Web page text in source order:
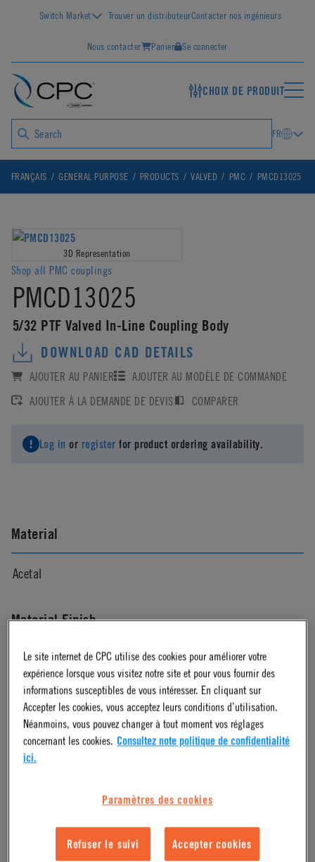
Switch Market Trouver un distributeurContacter nos ingénieurs
Nous contacter Panier Se connecter
CHOIX DE PRODUIT
FR
FRANÇAIS GENERAL PURPOSE PRODUCTS VALVED PMC PMCD13025
3D Representation
Shop all PMC couplings
PMCD13025
5/32 PTF Valved In-Line Coupling Body
DOWNLOAD CAD DETAILS
AJOUTER AU PANIER
AJOUTER AU MODÈLE DE COMMANDE
AJOUTER À LA DEMANDE DE DEVIS
COMPARER
Log in or register for product ordering availability.
Material
Acetal
Material Finish
Natural
Pressure Range
Vacuum to 120 psi, 8.3 bar
Le site internet de CPC utilise des cookies pour améliorer votre
expérience lorsque vous visitez notre site et pour vous fournir des
informations susceptibles de vous intéresser. En cliquant sur
Accepter les cookies, vous acceptez leurs conditions d’utilisation.
Néanmoins, vous pouvez changer à tout moment vos réglages
concernant les cookies. Consultez note politique de confidentialité
ici.
Paramètres des cookies
Refuser le suivi Accepter cookies